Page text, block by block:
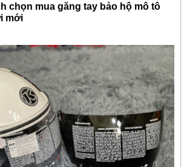
chọn mua găng tay bảo hộ mô tô
mới